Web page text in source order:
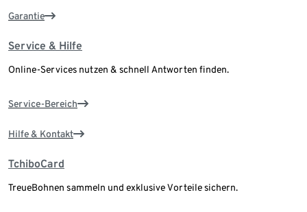
Garantie
Service & Hilfe
Online-Services nutzen & schnell Antworten finden.
Service-Bereich
Hilfe & Kontakt
TchiboCard
TreueBohnen sammeln und exklusive Vorteile sichern.